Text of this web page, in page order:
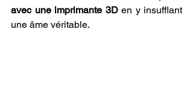
avec une imprimante 3D en y insufflant
une âme véritable.